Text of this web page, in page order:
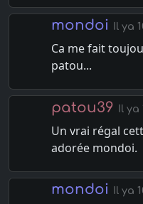
mondoi Il ya
Ca me fait
patou...
patou39 Il
Un vrai régal
adorée mondoi.
mondoi Il ya